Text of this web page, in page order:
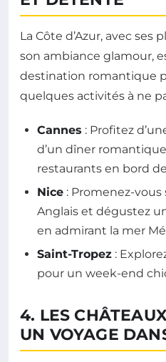
La Côte d’Azur, avec ses
son ambiance glamour,
destination romantique
quelques activités à ne
Cannes : Profitez
d’un dîner
restaurants en bord
Nice : Promenez-
Anglais et dégustez
en admirant la mer
Saint-Tropez :
pour un week-end
4. LES
UN VOYAGE